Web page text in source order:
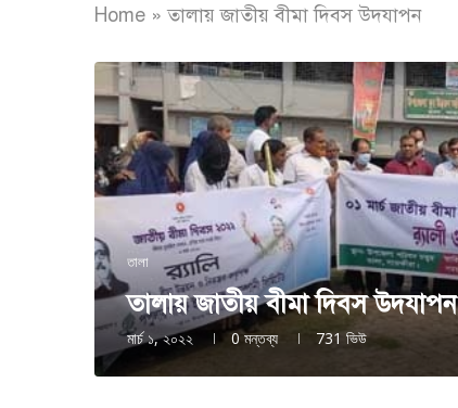
Home »তালায় জাতীয় বীমা দিবস উদযাপন
তালা
তালায় জাতীয় বীমা দিবস উদযাপন
মার্চ ১, ২০২২ 0 মন্তব্য 731 ভিউ